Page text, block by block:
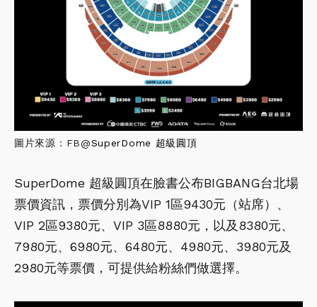
圖片來源：FB@SuperDome 超級圓頂
SuperDome 超級圓頂在臉書公布BIGBANG台北場
票價資訊，票價分別為VIP 1區9430元（站席）、
VIP 2區9380元、VIP 3區8880元，以及8380元、
7980元、6980元、6480元、4980元、3980元及
2980元等票價，可提供給粉絲們做選擇。